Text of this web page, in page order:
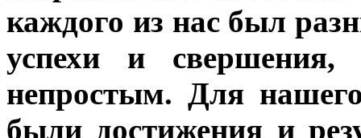
каждого из нас был
успехи и
непростым. Для
были достижения и